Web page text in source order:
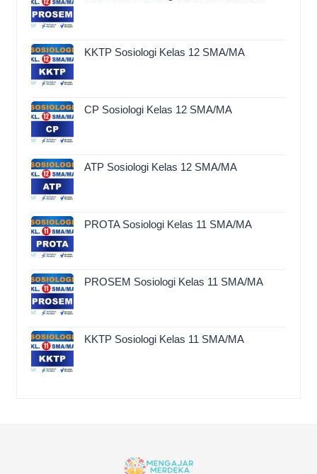
KKTP Sosiologi Kelas 12 SMA/MA
CP Sosiologi Kelas 12 SMA/MA
ATP Sosiologi Kelas 12 SMA/MA
PROTA Sosiologi Kelas 11 SMA/MA
PROSEM Sosiologi Kelas 11 SMA/MA
KKTP Sosiologi Kelas 11 SMA/MA